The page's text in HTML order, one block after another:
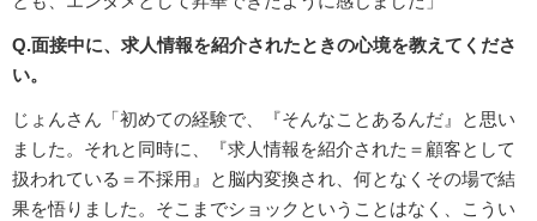
Q.面接中に、求人情報を紹介されたときの心境を教えてくださ
い。
じょんさん「初めての経験で、『そんなことあるんだ』と思い
ました。それと同時に、『求人情報を紹介された＝顧客として
扱われている＝不採用』と脳内変換され、何となくその場で結
果を悟りました。そこまでショックということはなく、こうい